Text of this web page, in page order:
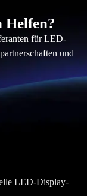
für LED-
und
LED-Display-